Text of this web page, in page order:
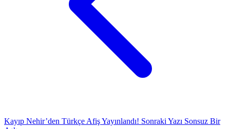
Kayıp Nehir’den Türkçe Afiş Yayınlandı! Sonraki Yazı Sonsuz Bir